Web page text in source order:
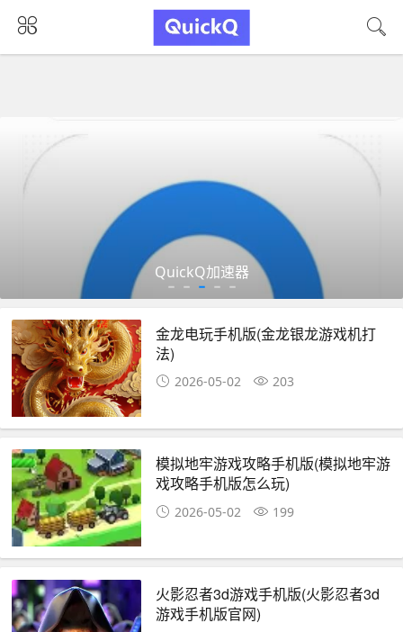
QuickQ加速器
金龙电玩手机版(金龙银龙游戏机打
法)
2026-05-02 203
模拟地牢游戏攻略手机版(模拟地牢游
戏攻略手机版怎么玩)
2026-05-02 199
火影忍者3d游戏手机版(火影忍者3d
游戏手机版官网)